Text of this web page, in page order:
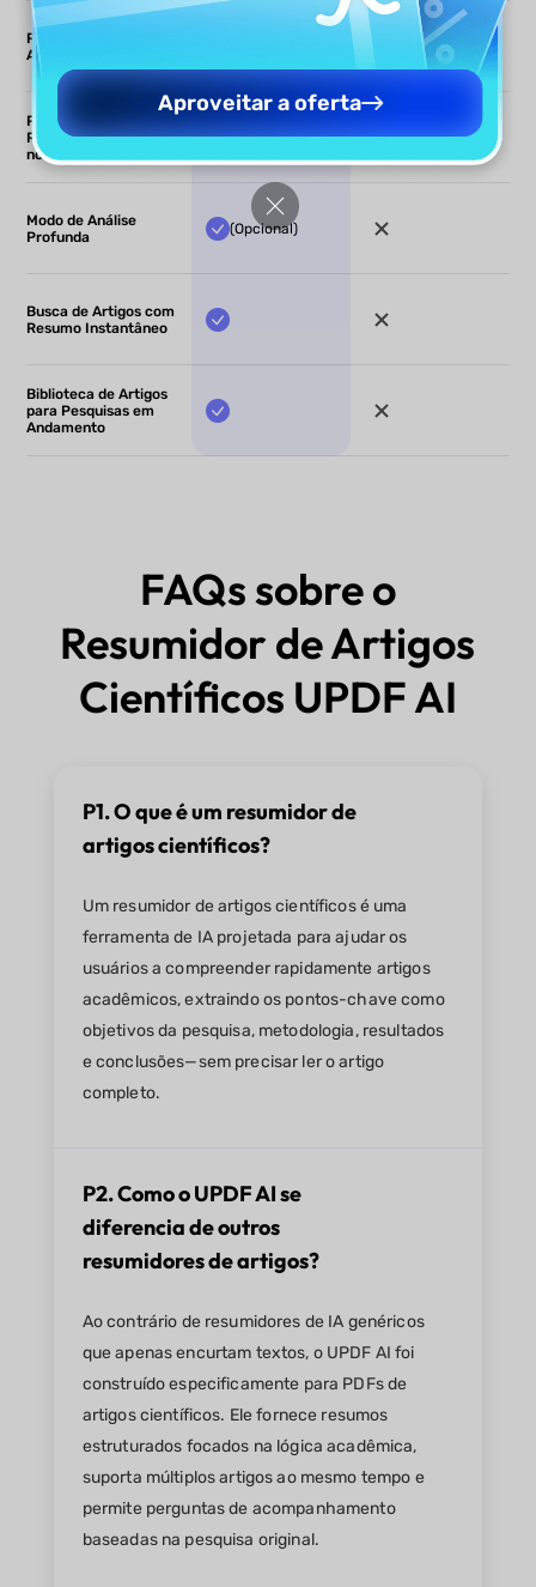
Resumir Múltiplos
Artigos de Uma Vez
Perguntas e
Respostas com Base
nos Artigos
Limitado
Modo de Análise
Profunda
(Opcional)
Busca de Artigos com
Resumo Instantâneo
Biblioteca de Artigos
para Pesquisas em
Andamento
FAQs sobre o
Resumidor de Artigos
Científicos UPDF AI
P1. O que é um resumidor de
artigos científicos?
Um resumidor de artigos científicos é uma
ferramenta de IA projetada para ajudar os
usuários a compreender rapidamente artigos
acadêmicos, extraindo os pontos-chave como
objetivos da pesquisa, metodologia, resultados
e conclusões—sem precisar ler o artigo
completo.
P2. Como o UPDF AI se
diferencia de outros
resumidores de artigos?
Ao contrário de resumidores de IA genéricos
que apenas encurtam textos, o UPDF AI foi
construído especificamente para PDFs de
artigos científicos. Ele fornece resumos
estruturados focados na lógica acadêmica,
suporta múltiplos artigos ao mesmo tempo e
permite perguntas de acompanhamento
baseadas na pesquisa original.
Aproveitar a oferta